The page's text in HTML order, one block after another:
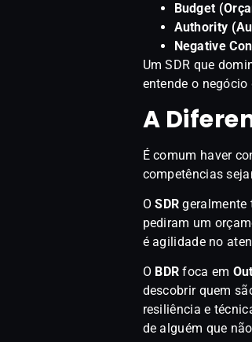
Budget
Authority
Negative
Um SDR que
entende o
A
É comum haver
competências
OSDR geralmente
pediram um
é agilidade no
O BDR foca em
descobrir quem
resiliência e
de alguém que